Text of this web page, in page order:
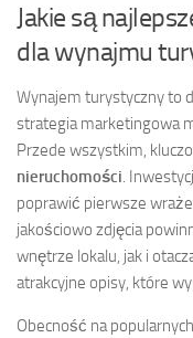
Jakie są
dla wynajmu
Wynajem turystyczny to
strategia marketingowa
Przede wszystkim,
nieruchomości.
poprawić pierwsze
jakościowo zdjęcia
wnętrze lokalu, jak i
atrakcyjne opisy, które
Obecność na